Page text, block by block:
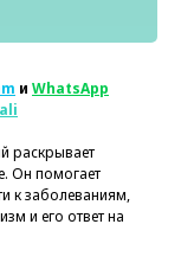
и WhatsApp
раскрывает
Он помогает
к заболеваниям,
и его ответ на